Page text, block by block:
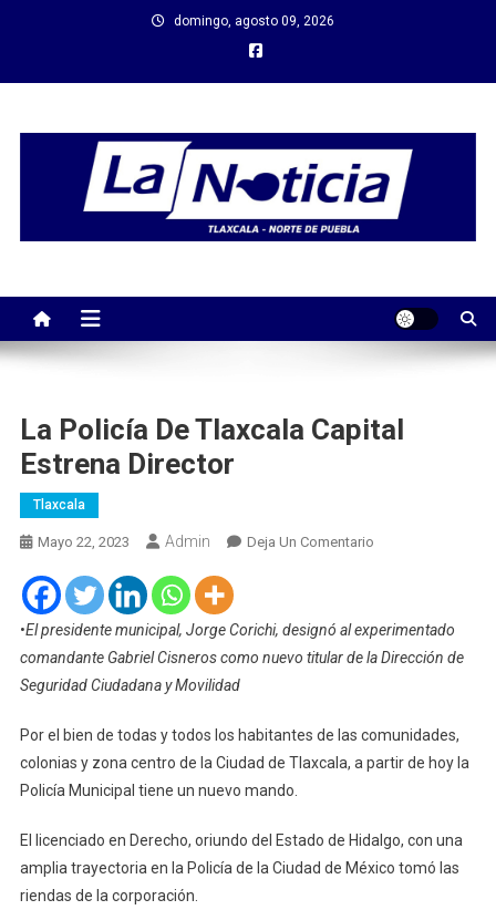
domingo, agosto 09, 2026
La Policía De Tlaxcala Capital
Estrena Director
Tlaxcala
Mayo 22, 2023 Admin Deja Un ComentarioEn
Capital
•El presidente municipal, Jorge Corichi, designó al experimentado
comandante Gabriel Cisneros como nuevo titular de la Dirección de
Seguridad Ciudadana y Movilidad
Por el bien de todas y todos los habitantes de las comunidades,
colonias y zona centro de la Ciudad de Tlaxcala, a partir de hoy la
Policía Municipal tiene un nuevo mando.
El licenciado en Derecho, oriundo del Estado de Hidalgo, con una
amplia trayectoria en la Policía de la Ciudad de México tomó las
riendas de la corporación.